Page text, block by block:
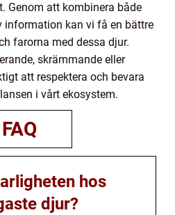
Genom att kombinera både
kan vi få en bättre
farorna med dessa djur.
skrämmande eller
att respektera och bevara
i vårt ekosystem.
FAQ
hos
djur?